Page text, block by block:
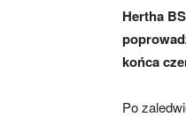
aktualności
Hertha
końca
Po